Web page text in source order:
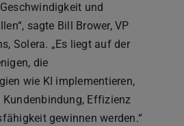
und
sagte Bill Brower, VP
Solera. „Es liegt auf der
die
wie KI implementieren,
Effizienz
gewinnen werden.“